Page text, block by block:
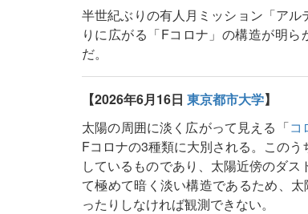
半世紀ぶりの有人月ミッション「ア
りに広がる「Fコロナ」の構造が明
だ。
【2026年6月16日 東京都市大学】
太陽の周囲に淡く広がって見える「コ
Fコロナの3種類に大別される。この
しているものであり、太陽近傍のダ
て極めて暗く淡い構造であるため、
ったりしなければ観測できない。